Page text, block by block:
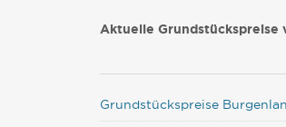
Aktuelle Grundstückspreise
Grundstückspreise